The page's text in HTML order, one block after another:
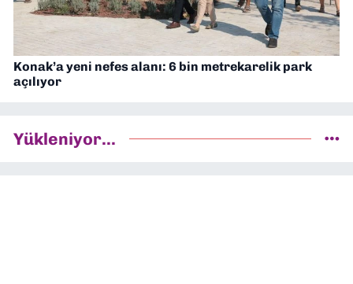
Konak’a yeni nefes alanı: 6 bin metrekarelik park
açılıyor
Yükleniyor...